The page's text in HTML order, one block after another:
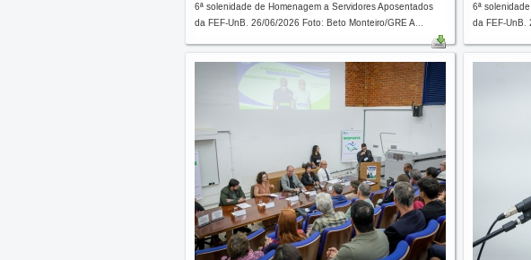
6ª solenidade de Homenagem a Servidores Aposentados
da FEF-UnB. 26/06/2026 Foto: Beto Monteiro/GRE A...
6ª
da FEF-UnB.